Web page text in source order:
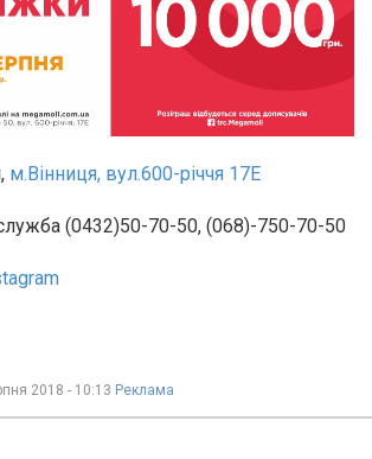
м.Вінниця, вул.600-річчя 17Е
(0432)50-70-50, (068)-750-70-50
2018 - 10:13 Реклама